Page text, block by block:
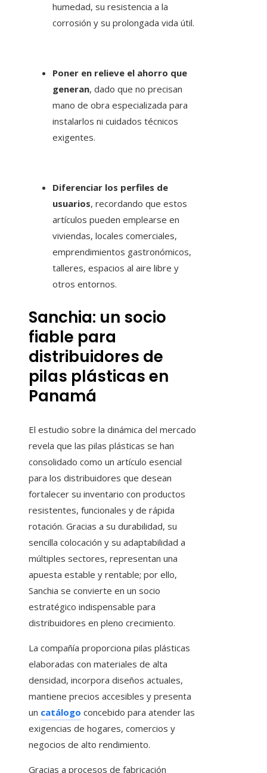
humedad, su resistencia a la
corrosión y su prolongada vida útil.
Poner en relieve el ahorro que
generan, dado que no precisan
mano de obra especializada para
instalarlos ni cuidados técnicos
exigentes.
Diferenciar los perfiles de
usuarios, recordando que estos
artículos pueden emplearse en
viviendas, locales comerciales,
emprendimientos gastronómicos,
talleres, espacios al aire libre y
otros entornos.
Sanchia: un socio
fiable para
distribuidores de
pilas plásticas en
Panamá
El estudio sobre la dinámica del mercado
revela que las pilas plásticas se han
consolidado como un artículo esencial
para los distribuidores que desean
fortalecer su inventario con productos
resistentes, funcionales y de rápida
rotación. Gracias a su durabilidad, su
sencilla colocación y su adaptabilidad a
múltiples sectores, representan una
apuesta estable y rentable; por ello,
Sanchia se convierte en un socio
estratégico indispensable para
distribuidores en pleno crecimiento.
La compañía proporciona pilas plásticas
elaboradas con materiales de alta
densidad, incorpora diseños actuales,
mantiene precios accesibles y presenta
un catálogo concebido para atender las
exigencias de hogares, comercios y
negocios de alto rendimiento.
Gracias a procesos de fabricación